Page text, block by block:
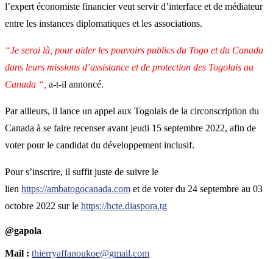
l’expert économiste financier veut servir d’interface et de médiateur
entre les instances diplomatiques et les associations.
“Je serai là, pour aider les pouvoirs publics du Togo et du Canada
dans leurs missions d’assistance et de protection des Togolais au
Canada “, a-t-il annoncé.
Par ailleurs, il lance un appel aux Togolais de la circonscription du
Canada à se faire recenser avant jeudi 15 septembre 2022, afin de
voter pour le candidat du développement inclusif.
Pour s’inscrire, il suffit juste de suivre le
lien https://ambatogocanada.com et de voter du 24 septembre au 03
octobre 2022 sur le https://hcte.diaspora.tg
@gapola
Mail : thierryaffanoukoe@gmail.com